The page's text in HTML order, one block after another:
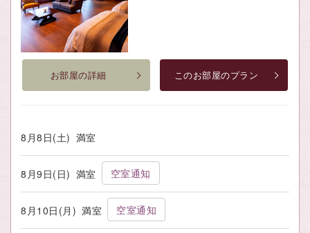
お部屋の詳細 このお部屋のプラン
8月8日(土) 満室
8月9日(日) 満室 空室通知
8月10日(月) 満室 空室通知